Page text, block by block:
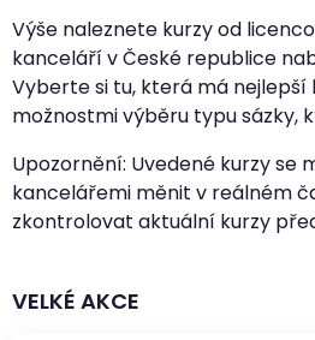
Výše naleznete kurzy od
kanceláří v České republice
Vyberte si tu, která má nejlepší
možnostmi výběru typu sázky,
Upozornění: Uvedené kurzy se
kancelářemi měnit v reálném
zkontrolovat aktuální kurzy
VELKÉ AKCE